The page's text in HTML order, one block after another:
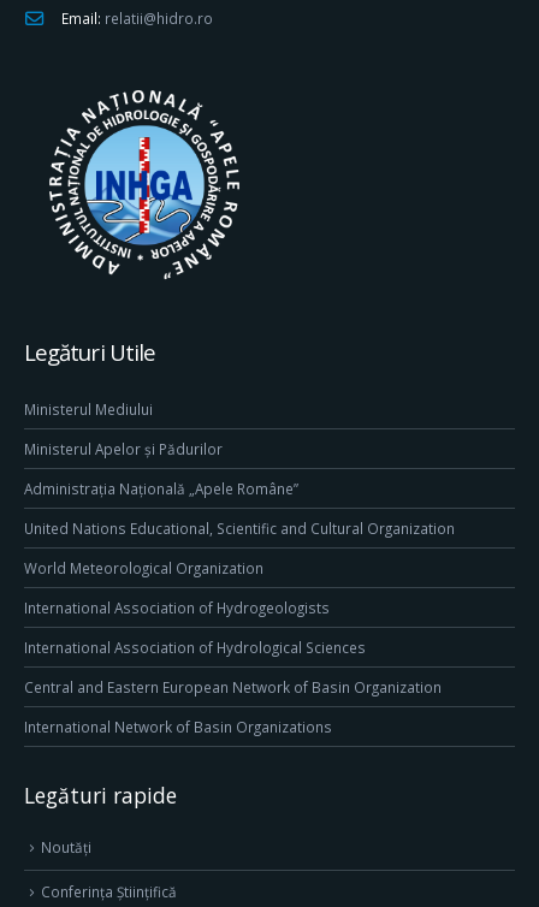
Email: relatii@hidro.ro
Legături Utile
Ministerul Mediului
Ministerul Apelor și Pădurilor
Administrația Națională „Apele Române”
United Nations Educational, Scientific and Cultural Organization
World Meteorological Organization
International Association of Hydrogeologists
International Association of Hydrological Sciences
Central and Eastern European Network of Basin Organization
International Network of Basin Organizations
Legături rapide
Noutăți
Conferința Științifică